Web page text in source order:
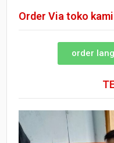
Order Via toko
order